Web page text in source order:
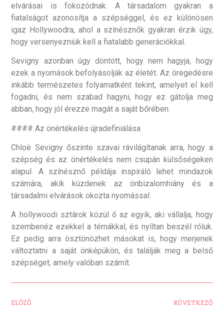
elvárásai is fokozódnak. A társadalom gyakran a
fiatalságot azonosítja a szépséggel, és ez különösen
igaz Hollywoodra, ahol a színésznők gyakran érzik úgy,
hogy versenyezniük kell a fiatalabb generációkkal.
Sevigny azonban úgy döntött, hogy nem hagyja, hogy
ezek a nyomások befolyásolják az életét. Az öregedésre
inkább természetes folyamatként tekint, amelyet el kell
fogadni, és nem szabad hagyni, hogy ez gátolja meg
abban, hogy jól érezze magát a saját bőrében.
#### Az önértékelés újradefiniálása
Chloë Sevigny őszinte szavai rávilágítanak arra, hogy a
szépség és az önértékelés nem csupán külsőségeken
alapul. A színésznő példája inspiráló lehet mindazok
számára, akik küzdenek az önbizalomhiány és a
társadalmi elvárások okozta nyomással.
A hollywoodi sztárok közül ő az egyik, aki vállalja, hogy
szembenéz ezekkel a témákkal, és nyíltan beszél róluk.
Ez pedig arra ösztönözhet másokat is, hogy merjenek
változtatni a saját önképükön, és találják meg a belső
szépséget, amely valóban számít.
ELŐZŐ KÖVETKEZŐ